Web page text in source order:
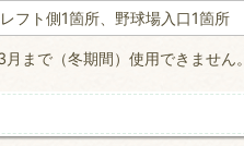
フト側1箇所、野球場入口1箇所
まで（冬期間）使用できません。